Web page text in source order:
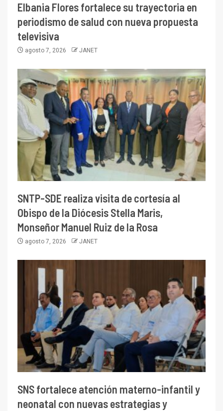
Elbania Flores fortalece su trayectoria en
periodismo de salud con nueva propuesta
televisiva
agosto 7, 2026 JANET
SNTP-SDE realiza visita de cortesía al
Obispo de la Diócesis Stella Maris,
Monseñor Manuel Ruiz de la Rosa
agosto 7, 2026 JANET
SNS fortalece atención materno-infantil y
neonatal con nuevas estrategias y